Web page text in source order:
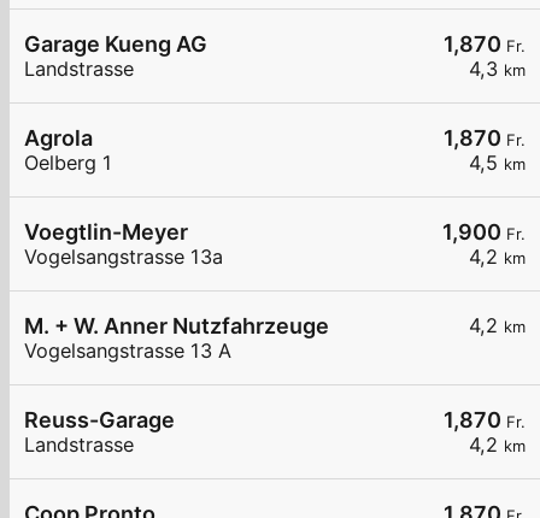
1,870 Fr.
4,3 km
Garage Kueng AG
Landstrasse
1,870 Fr.
4,5 km
Agrola
Oelberg 1
1,900 Fr.
4,2 km
Voegtlin-Meyer
Vogelsangstrasse 13a
4,2 km
M. + W. Anner Nutzfahrzeuge
Vogelsangstrasse 13 A
1,870 Fr.
4,2 km
Reuss-Garage
Landstrasse